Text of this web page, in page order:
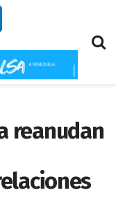
reanudan